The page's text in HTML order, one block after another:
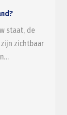
staat, de
zichtbaar